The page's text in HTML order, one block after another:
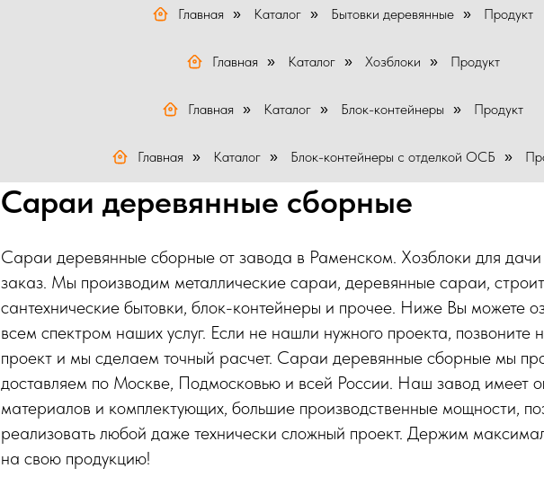
Главная » Каталог » Бытовки деревянные » Продукт
Главная » Каталог » Хозблоки » Продукт
Главная » Каталог » Блок-контейнеры » Продукт
Главная » Каталог » Блок-контейнеры с отделкой ОСБ »
Сараи деревянные сборные
Сараи деревянные сборные от завода в Раменском. Хозблоки для дачи
заказ. Мы производим металлические сараи, деревянные сараи,
сантехнические бытовки, блок-контейнеры и прочее. Ниже Вы можете
всем спектром наших услуг. Если не нашли нужного проекта,
проект и мы сделаем точный расчет. Сараи деревянные сборные мы
доставляем по Москве, Подмосковью и всей России. Наш завод имеет
материалов и комплектующих, большие производственные мощности,
реализовать любой даже технически сложный проект. Держим
на свою продукцию!